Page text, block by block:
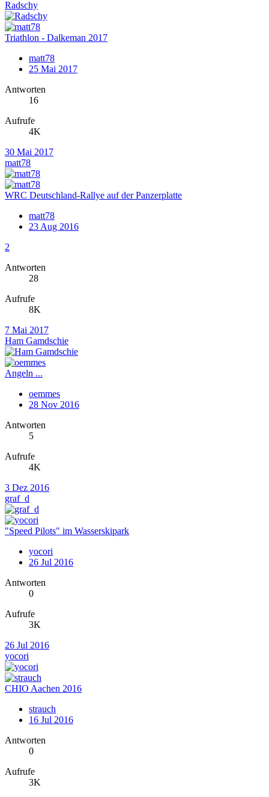
Radschy
Triathlon - Dalkeman 2017
matt78
25 Mai 2017
Antworten
16
Aufrufe
4K
30 Mai 2017
matt78
WRC Deutschland-Rallye auf der Panzerplatte
matt78
23 Aug 2016
2
Antworten
28
Aufrufe
8K
7 Mai 2017
Ham Gamdschie
Angeln ...
oemmes
28 Nov 2016
Antworten
5
Aufrufe
4K
3 Dez 2016
graf_d
"Speed Pilots" im Wasserskipark
yocori
26 Jul 2016
Antworten
0
Aufrufe
3K
26 Jul 2016
yocori
CHIO Aachen 2016
strauch
16 Jul 2016
Antworten
0
Aufrufe
3K